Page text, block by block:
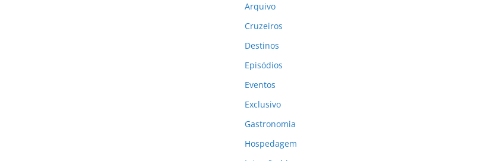
Arquivo
Cruzeiros
Destinos
Episódios
Eventos
Exclusivo
Gastronomia
Hospedagem